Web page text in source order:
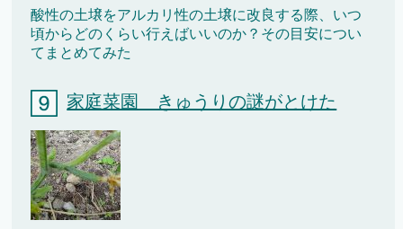
酸性の土壌をアルカリ性の土壌に改良する際、いつ
頃からどのくらい行えばいいのか？その目安につい
てまとめてみた
家庭菜園 きゅうりの謎がとけた